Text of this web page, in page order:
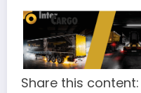
Share this content: